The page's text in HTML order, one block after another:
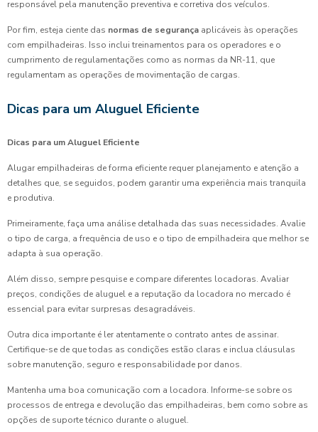
responsável pela manutenção preventiva e corretiva dos veículos.
Por fim, esteja ciente das normas de segurança aplicáveis às operações
com empilhadeiras. Isso inclui treinamentos para os operadores e o
cumprimento de regulamentações como as normas da NR-11, que
regulamentam as operações de movimentação de cargas.
Dicas para um Aluguel Eficiente
Dicas para um Aluguel Eficiente
Alugar empilhadeiras de forma eficiente requer planejamento e atenção a
detalhes que, se seguidos, podem garantir uma experiência mais tranquila
e produtiva.
Primeiramente, faça uma análise detalhada das suas necessidades. Avalie
o tipo de carga, a frequência de uso e o tipo de empilhadeira que melhor se
adapta à sua operação.
Além disso, sempre pesquise e compare diferentes locadoras. Avaliar
preços, condições de aluguel e a reputação da locadora no mercado é
essencial para evitar surpresas desagradáveis.
Outra dica importante é ler atentamente o contrato antes de assinar.
Certifique-se de que todas as condições estão claras e inclua cláusulas
sobre manutenção, seguro e responsabilidade por danos.
Mantenha uma boa comunicação com a locadora. Informe-se sobre os
processos de entrega e devolução das empilhadeiras, bem como sobre as
opções de suporte técnico durante o aluguel.